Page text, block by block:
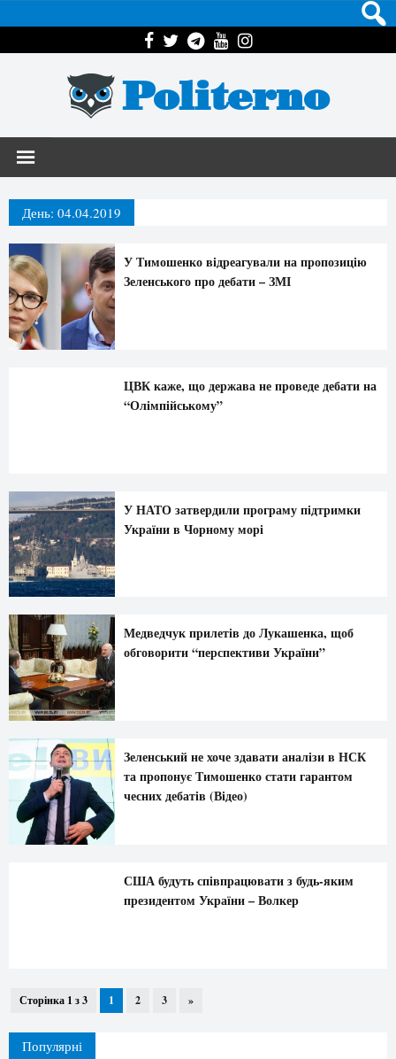
Politerno
День: 04.04.2019
У Тимошенко відреагували на пропозицію
Зеленського про дебати – ЗМІ
ЦВК каже, що держава не проведе дебати на
“Олімпійському”
У НАТО затвердили програму підтримки
України в Чорному морі
Медведчук прилетів до Лукашенка, щоб
обговорити “перспективи України”
Зеленський не хоче здавати аналізи в НСК
та пропонує Тимошенко стати гарантом
чесних дебатів (Відео)
США будуть співпрацювати з будь-яким
президентом України – Волкер
Сторінка 1 з 3 1 2 3 »
Популярні